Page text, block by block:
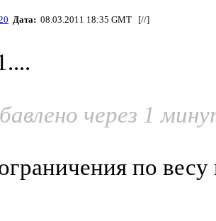
Дата: 08.03.2011 18:35 GMT [//]
через 1
по